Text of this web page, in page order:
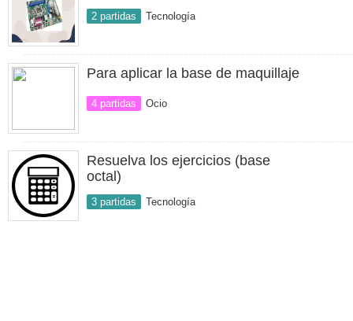
2 partidas Tecnología
Para aplicar la base de maquillaje
4 partidas Ocio
Resuelva los ejercicios (base
octal)
3 partidas Tecnología